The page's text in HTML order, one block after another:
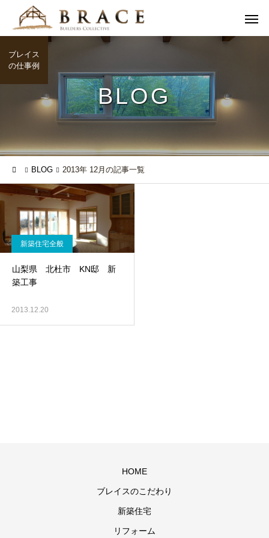
BLOG
ブレイス
の仕事例
BLOG 2013年 12月の記事一覧
新築住宅全般
山梨県 北杜市 KN邸 新
築工事
2013.12.20
HOME
ブレイスのこだわり
新築住宅
リフォーム